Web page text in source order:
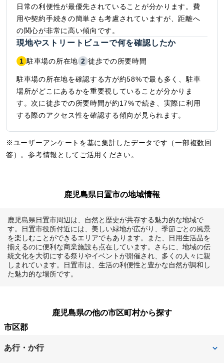
日常の利便性が最優先されていることが分かります。費
用や契約手続きの簡単さも考慮されていますが、距離へ
の関心が非常に高い傾向です。
現地やストリートビューで何を確認したか
1 駐車場の所在地 2 徒歩での所要時間
駐車場の所在地を確認する方が約58%で最も多く、駐車
場所がどこにあるかを重要視していることが分かりま
す。次に徒歩での所要時間が約17%で続き、実際に利用
する際のアクセス性を確認する傾向が見られます。
※ユーザーアンケートを基に集計したデータです（一部複数回
答）。参考情報としてご活用ください。
鹿児島県日置市の地域情報
鹿児島県日置市周辺は、自然と歴史が共存する魅力的な地域で
す。日置市役所付近には、美しい緑地が広がり、季節ごとの風景
を楽しむことができるエリアでもあります。また、日用生活品を
揃えるのに便利な商業施設も点在しています。さらに、地域の伝
統文化を大切にする祭りやイベントが開催され、多くの人々に親
しまれています。日置市は、生活の利便性と豊かな自然が調和し
た魅力的な場所です。
鹿児島県の他の市区町村から探す
市区郡
あ行・か行